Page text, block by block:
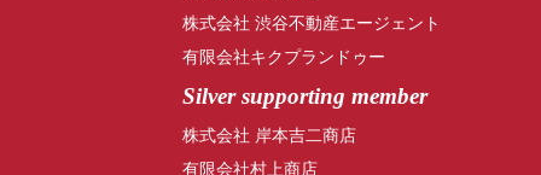
株式会社 渋谷不動産エージェント
有限会社キクプランドゥー
Silver supporting member
株式会社 岸本吉二商店
有限会社村上商店